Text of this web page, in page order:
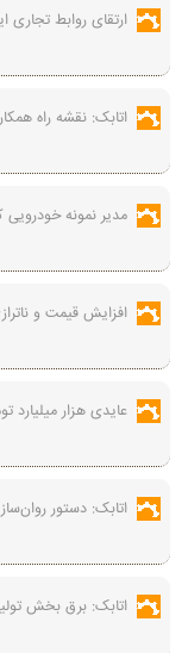
ارتقای روابط تجاری
اتابک: نقشه راه
مدیر نمونه
افزایش قیمت و
عایدی هزار میلیارد
اتابک: دستور
اتابک: برق بخش